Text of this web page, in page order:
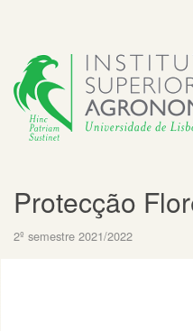
Protecção
2º semestre 2021/2022